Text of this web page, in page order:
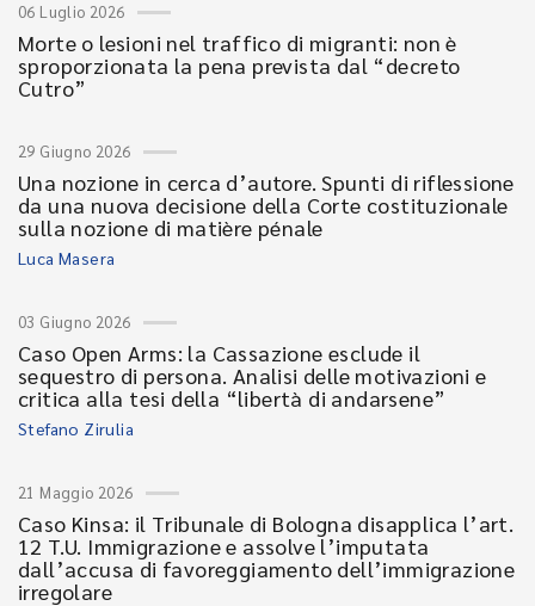
06 Luglio 2026
Morte o lesioni nel traffico di migranti: non è
sproporzionata la pena prevista dal “decreto
Cutro”
29 Giugno 2026
Una nozione in cerca d’autore. Spunti di riflessione
da una nuova decisione della Corte costituzionale
sulla nozione di matière pénale
Luca Masera
03 Giugno 2026
Caso Open Arms: la Cassazione esclude il
sequestro di persona. Analisi delle motivazioni e
critica alla tesi della “libertà di andarsene”
Stefano Zirulia
21 Maggio 2026
Caso Kinsa: il Tribunale di Bologna disapplica l’art.
12 T.U. Immigrazione e assolve l’imputata
dall’accusa di favoreggiamento dell’immigrazione
irregolare